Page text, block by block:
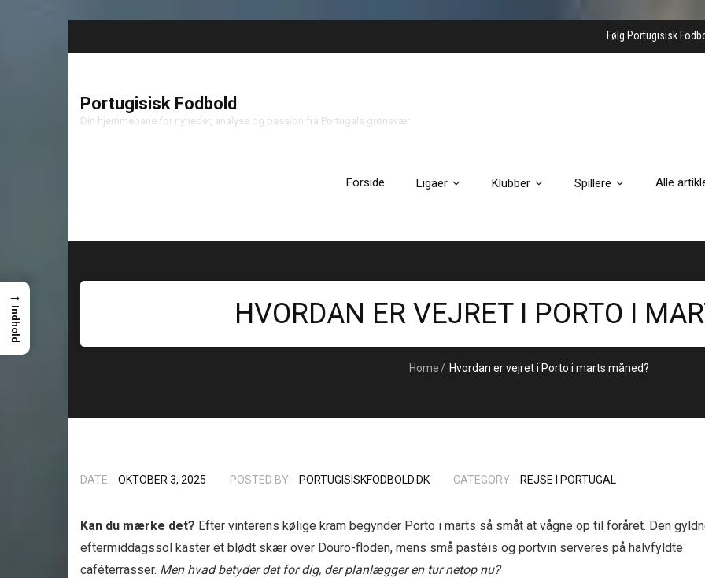
Følg Portugisisk
Portugisisk Fodbold
Din hjemmebane for nyheder, analyse og passion fra Portugals grønsvær
Forside Ligaer Klubber Spillere Alle
HVORDAN ER VEJRET I PORTO I
Home / Hvordan er vejret i Porto i marts måned?
DATE: OKTOBER 3, 2025 POSTED BY: PORTUGISISKFODBOLD.DK CATEGORY: REJSE I PORTUGAL
Kan du mærke det? Efter vinterens kølige kram begynder Porto i marts så småt at vågne op til foråret. Den
eftermiddagssol kaster et blødt skær over Douro-floden, mens små pastéis og portvin serveres på halvfyldte
caféterrasser. Men hvad betyder det for dig, der planlægger en tur netop nu?
→
Indhold